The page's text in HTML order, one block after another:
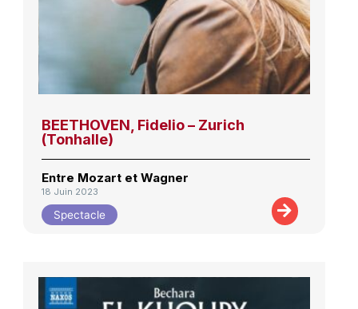
BEETHOVEN, Fidelio – Zurich
(Tonhalle)
Entre Mozart et Wagner
18 Juin 2023
Spectacle